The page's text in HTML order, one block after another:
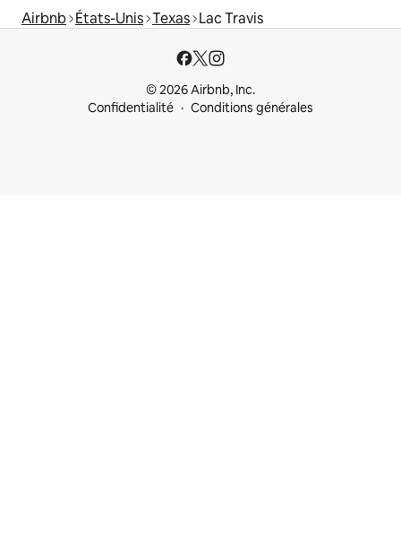
Airbnb États-Unis Texas Lac Travis
© 2026 Airbnb, Inc.
Confidentialité
Conditions générales